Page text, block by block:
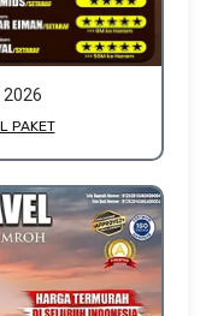
2026
PAKET